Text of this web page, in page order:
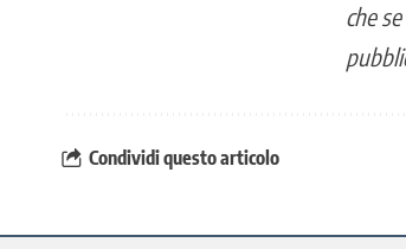
che
Condividi questo articolo